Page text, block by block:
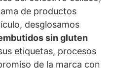
de productos
desglosamos
sin gluten
etiquetas, procesos
de la marca con